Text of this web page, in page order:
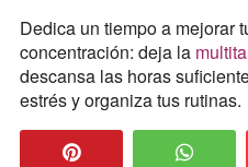
Dedica un tiempo a mejorar
concentración: deja la
descansa las horas
estrés y organiza tus rutinas.